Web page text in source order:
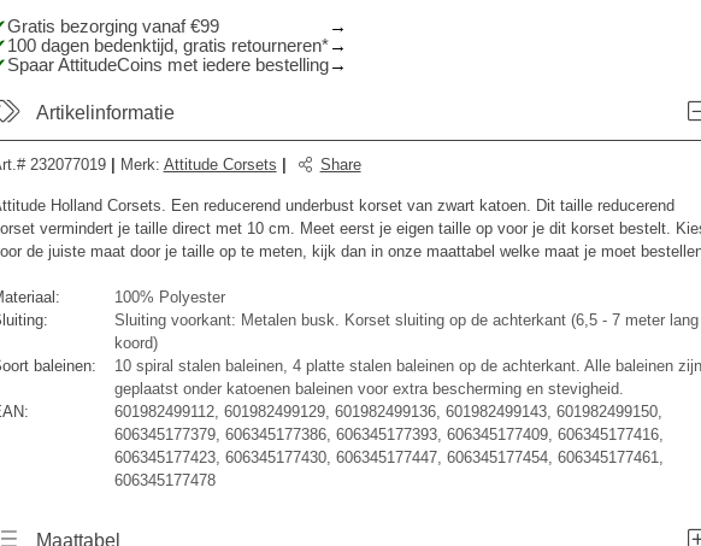
Gratis bezorging vanaf €99
100 dagen bedenktijd, gratis retourneren*
Spaar AttitudeCoins met iedere bestelling
Artikelinformatie
232077019 Merk: Attitude Corsets Share
Holland Corsets. Een reducerend underbust korset van zwart katoen. Dit taille reducerend
vermindert je taille direct met 10 cm. Meet eerst je eigen taille op voor je dit korset bestelt.
de juiste maat door je taille op te meten, kijk dan in onze maattabel welke maat je moet
100% Polyester
Sluiting voorkant: Metalen busk. Korset sluiting op de achterkant (6,5 - 7 meter lang
koord)
baleinen:
10 spiral stalen baleinen, 4 platte stalen baleinen op de achterkant. Alle baleinen zijn
geplaatst onder katoenen baleinen voor extra bescherming en stevigheid.
601982499112, 601982499129, 601982499136, 601982499143, 601982499150,
606345177379, 606345177386, 606345177393, 606345177409, 606345177416,
606345177423, 606345177430, 606345177447, 606345177454, 606345177461,
606345177478
Maattabel